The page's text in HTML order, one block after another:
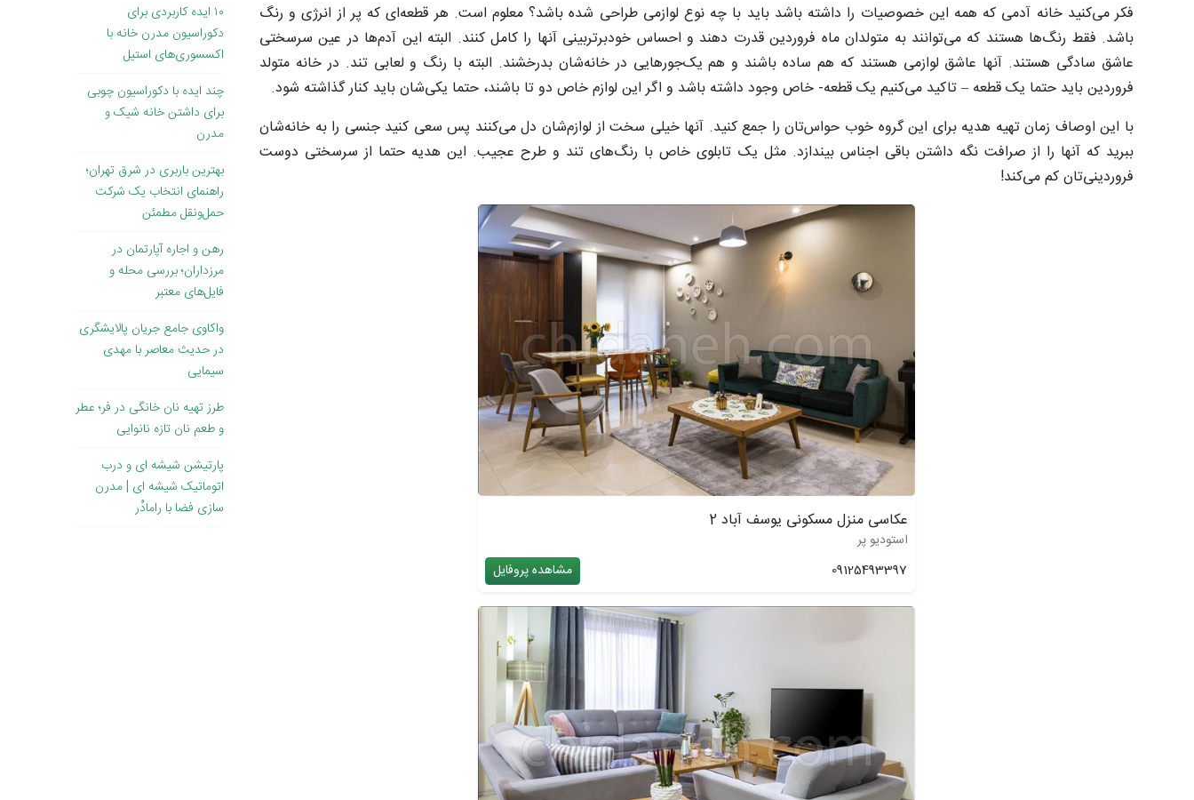
فکر می‌کنید خانه آدمی که همه این خصوصیات را داشته باشد باید با چه نوع لوازمی طراحی شده باشد؟ معلوم است. هر قطعه‌ای که پر از انرژی و رنگ
باشد. فقط رنگ‌ها هستند که می‌توانند به متولدان ماه فروردین قدرت دهند و احساس خودبرتربینی آنها را کامل کنند. البته این آدم‌ها در عین سرسختی
عاشق سادگی هستند. آنها عاشق لوازمی هستند که هم ساده باشند و هم یک‌جورهایی در خانه‌شان بدرخشند. البته با رنگ و لعابی تند. در خانه متولد
فروردین باید حتما یک قطعه – تاکید می‌کنیم یک قطعه- خاص وجود داشته باشد و اگر این لوازم خاص دو تا باشند، حتما یکی‌شان باید کنار گذاشته شود.
با این اوصاف زمان تهیه هدیه برای این گروه خوب حواس‌تان را جمع کنید. آنها خیلی سخت از لوازم‌شان دل می‌کنند پس سعی کنید جنسی را به خانه‌شان
ببرید که آنها را از صرافت نگه داشتن باقی اجناس بیندازد. مثل یک تابلوی خاص با رنگ‌های تند و طرح عجیب. این هدیه حتما از سرسختی دوست
فروردینی‌تان کم می‌کند!
عکاسی منزل مسکونی یوسف آباد 2
استودیو پر
09125493397
مشاهده پروفایل
۱۰ ایده کاربردی برای
دکوراسیون مدرن خانه با
اکسسوری‌های استیل
چند ایده با دکوراسیون چوبی
برای داشتن خانه شیک و
مدرن
بهترین باربری در شرق تهران؛
راهنمای انتخاب یک شرکت
حمل‌ونقل مطمئن
رهن و اجاره آپارتمان در
مرزداران؛ بررسی محله و
فایل‌های معتبر
واکاوی جامع جریان پالایشگری
در حدیث معاصر با مهدی
سیمایی
طرز تهیه نان خانگی در فر؛ عطر
و طعم نان تازه نانوایی
پارتیشن شیشه ای و درب
اتوماتیک شیشه ای | مدرن
سازی فضا با رامادُر